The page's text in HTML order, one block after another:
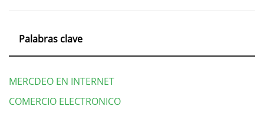
Palabras clave
MERCDEO EN INTERNET
COMERCIO ELECTRONICO